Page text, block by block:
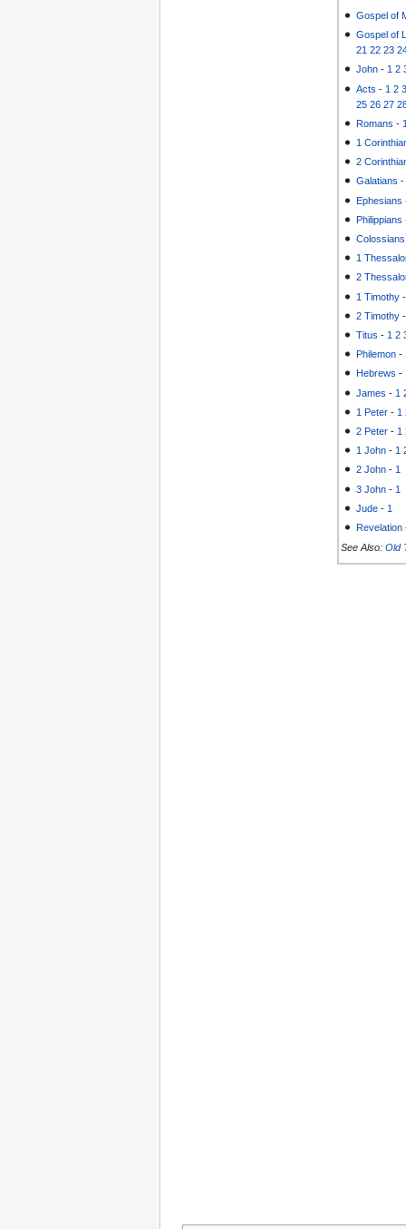
Gospel of
Gospel of
21 22 23
John - 1 2
Acts - 1 2
25 26 27
Romans -
1
2
Galatians
Ephesians
Philippians
Colossians
1
2
1 Timothy
2 Timothy
Titus - 1 2
Philemon -
Hebrews -
James - 1
1 Peter - 1
2 Peter - 1
1 John - 1
2 John - 1
3 John - 1
Jude - 1
Revelation
See Also: Old